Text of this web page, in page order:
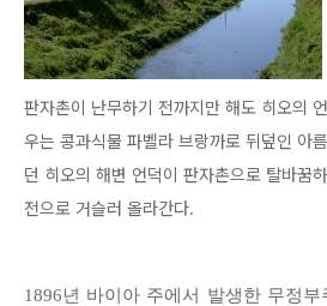
판자촌이 난무하기 전까지만 해도 히오의
우는 콩과식물 파벨라 브랑까로 뒤덮인 아
던 히오의 해변 언덕이 판자촌으로 탈바꿈
전으로 거슬러 올라간다.
1896년 바이아 주에서 발생한 무정